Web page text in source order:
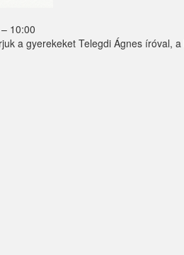
10:00
a gyerekeket Telegdi Ágnes íróval,